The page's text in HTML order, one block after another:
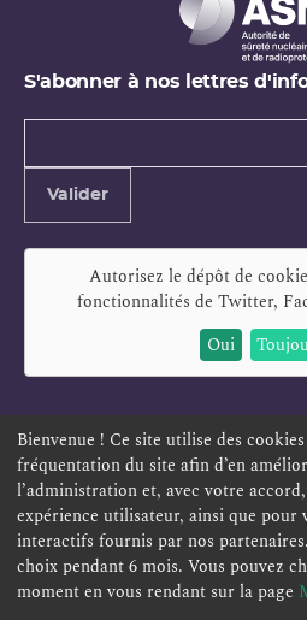
S'abonner à nos lettres
Types de
Valider
Autorisez le dépôt de
fonctionnalités de Twitter,
Oui
ESPACE PERSONNEL OFFRES
TÉLÉSERVICES PLAN DU
ACCESSIBILITÉ POLITIQUE
MENTIONS LÉGALES
Bienvenue ! Ce site utilise des
fréquentation du site afin d’en
l’administration et, avec votre
expérience utilisateur, ainsi que pour
interactifs fournis par nos
choix pendant 6 mois. Vous pouvez
moment en vous rendant sur la page